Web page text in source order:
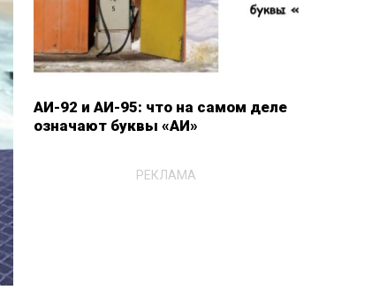
АИ-92 и АИ-95: что на самом деле
означают буквы «АИ»
РЕКЛАМА